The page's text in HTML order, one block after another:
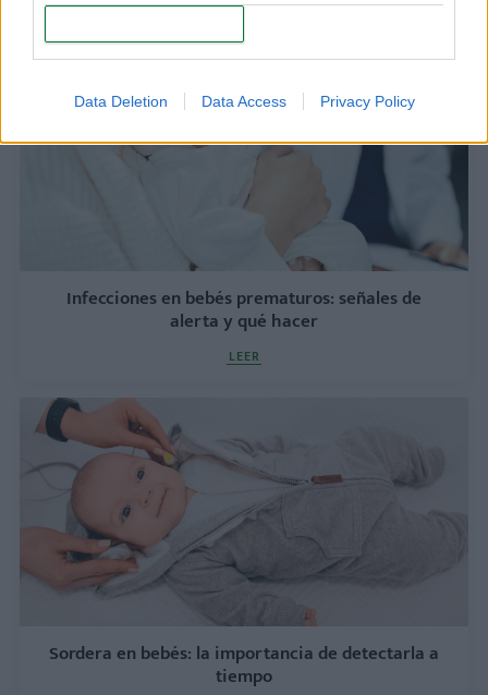
Data Deletion Data Access Privacy Policy
Infecciones en bebés prematuros: señales de
alerta y qué hacer
LEER
Sordera en bebés: la importancia de detectarla a
tiempo